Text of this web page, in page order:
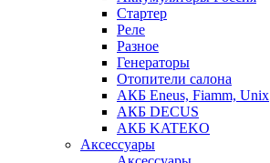
Стартер
Реле
Разное
Генераторы
Отопители салона
АКБ Eneus, Fiamm, Unix
АКБ DECUS
АКБ KATEKO
Аксессуары